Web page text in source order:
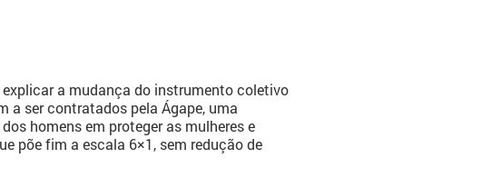
a mudança do instrumento coletivo
a ser contratados pela Ágape, uma
homens em proteger as mulheres e
põe fim a escala 6×1, sem redução de